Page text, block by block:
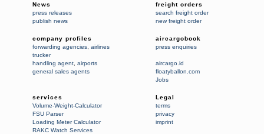
News
press releases
publish news
freight orders
search freight order
new freight order
company profiles
forwarding agencies airlines
trucker
handling agent airports
general sales agents
aircargobook
press enquiries
aircargo.id
floatyballon.com
Jobs
services
Volume-Weight-Calculator
FSU Parser
Loading Meter Calculator
RAKC Watch Services
Legal
terms
privacy
imprint